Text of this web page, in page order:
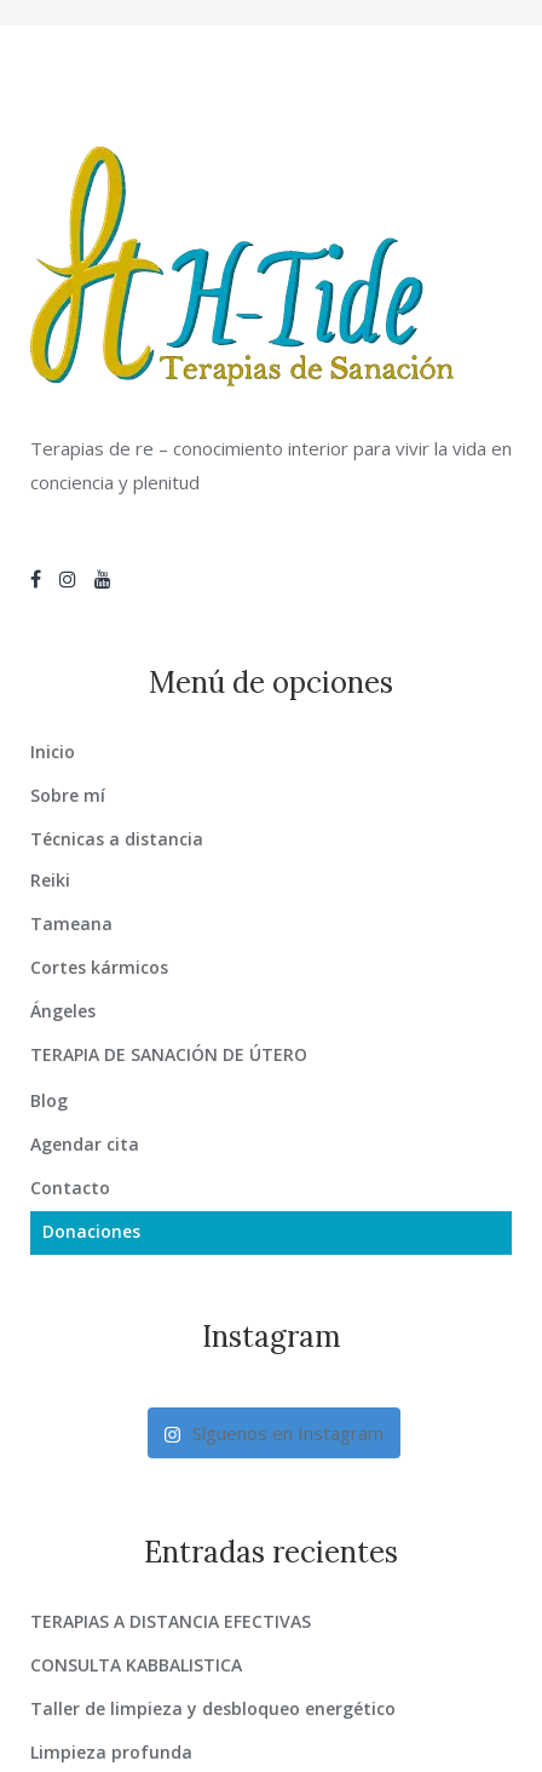
Terapias de re – conocimiento interior para vivir la vida en
conciencia y plenitud
Menú de opciones
Inicio
Sobre mí
Técnicas a distancia
Reiki
Tameana
Cortes kármicos
Ángeles
TERAPIA DE SANACIÓN DE ÚTERO
Blog
Agendar cita
Contacto
Donaciones
Instagram
Síguenos en Instagram
Entradas recientes
TERAPIAS A DISTANCIA EFECTIVAS
CONSULTA KABBALISTICA
Taller de limpieza y desbloqueo energético
Limpieza profunda